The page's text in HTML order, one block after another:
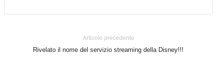
Articolo precedente
Rivelato il nome del servizio streaming della Disney!!!